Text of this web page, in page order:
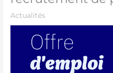
Actualités